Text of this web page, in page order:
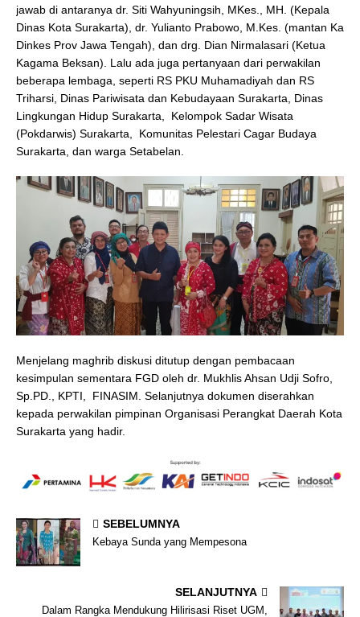
jawab di antaranya dr. Siti Wahyuningsih, MKes., MH. (Kepala
Dinas Kota Surakarta), dr. Yulianto Prabowo, M.Kes. (mantan Ka
Dinkes Prov Jawa Tengah), dan drg. Dian Nirmalasari (Ketua
Kagama Beksan). Lalu ada juga pertanyaan dari perwakilan
beberapa lembaga, seperti RS PKU Muhamadiyah dan RS
Triharsi, Dinas Pariwisata dan Kebudayaan Surakarta, Dinas
Lingkungan Hidup Surakarta, Kelompok Sadar Wisata
(Pokdarwis) Surakarta, Komunitas Pelestari Cagar Budaya
Surakarta, dan warga Setabelan.
Menjelang maghrib diskusi ditutup dengan pembacaan
kesimpulan sementara FGD oleh dr. Mukhlis Ahsan Udji Sofro,
Sp.PD., KPTI, FINASIM. Selanjutnya dokumen diserahkan
kepada perwakilan pimpinan Organisasi Perangkat Daerah Kota
Surakarta yang hadir.
SEBELUMNYA
Kebaya Sunda yang Mempesona
SELANJUTNYA
Dalam Rangka Mendukung Hilirisasi Riset UGM,